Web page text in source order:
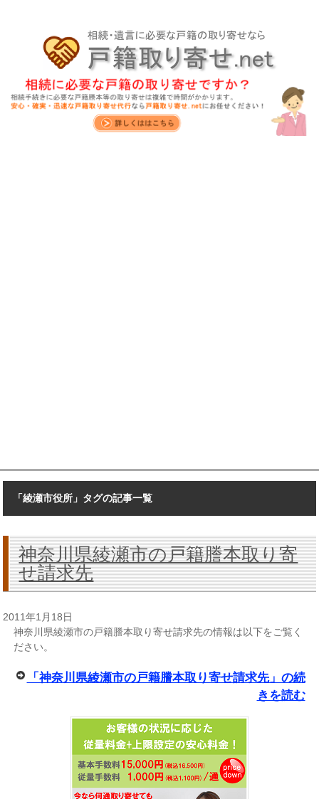
「綾瀬市役所」タグの記事一覧
神奈川県綾瀬市の戸籍謄本取り寄
せ請求先
2011年1月18日
神奈川県綾瀬市の戸籍謄本取り寄せ請求先の情報は以下をご覧く
ださい。
「神奈川県綾瀬市の戸籍謄本取り寄せ請求先」の続
きを読む